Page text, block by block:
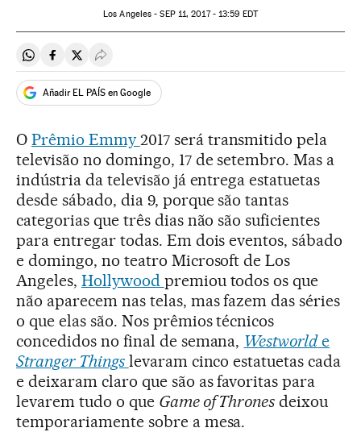
Los Angeles -SEP11, 2017 - 13:59 EDT
Compartir en Whatsapp
Compartir en Facebook
Compartir en Twitter
Desplegar Redes Sociales
Añadir EL PAÍS en Google
O Prêmio Emmy 2017 será transmitido pela
televisão no domingo, 17 de setembro. Mas a
indústria da televisão já entrega estatuetas
desde sábado, dia 9, porque são tantas
categorias que três dias não são suficientes
para entregar todas. Em dois eventos, sábado
e domingo, no teatro Microsoft de Los
Angeles, Hollywood premiou todos os que
não aparecem nas telas, mas fazem das séries
o que elas são. Nos prêmios técnicos
concedidos no final de semana, Westworlde
Stranger Things levaram cinco estatuetas cada
e deixaram claro que são as favoritas para
levarem tudo o que Game of Thrones deixou
temporariamente sobre a mesa.